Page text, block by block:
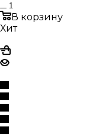
В корзину
Хит